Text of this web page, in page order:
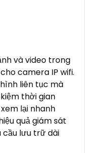
cao và giải
một đại lý công
Camera
đến với chúng
tư vấn về giải
ninh của bạn!"
và video trong
camera IP wifi.
liên tục mà
thời gian
lại nhanh
quả giám sát
lưu trữ dài